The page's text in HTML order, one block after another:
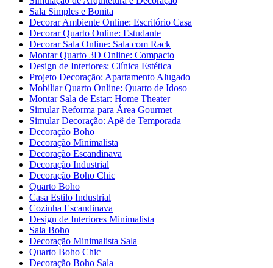
Sala Simples e Bonita
Decorar Ambiente Online: Escritório Casa
Decorar Quarto Online: Estudante
Decorar Sala Online: Sala com Rack
Montar Quarto 3D Online: Compacto
Design de Interiores: Clínica Estética
Projeto Decoração: Apartamento Alugado
Mobiliar Quarto Online: Quarto de Idoso
Montar Sala de Estar: Home Theater
Simular Reforma para Área Gourmet
Simular Decoração: Apê de Temporada
Decoração Boho
Decoração Minimalista
Decoração Escandinava
Decoração Industrial
Decoração Boho Chic
Quarto Boho
Casa Estilo Industrial
Cozinha Escandinava
Design de Interiores Minimalista
Sala Boho
Decoração Minimalista Sala
Quarto Boho Chic
Decoração Boho Sala